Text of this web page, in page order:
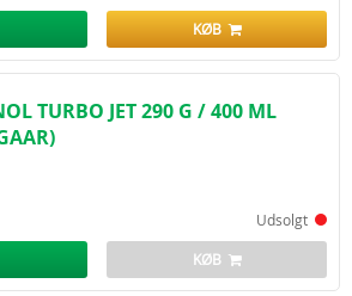
KØB
TURBO JET 290 G / 400 ML
Udsolgt
KØB